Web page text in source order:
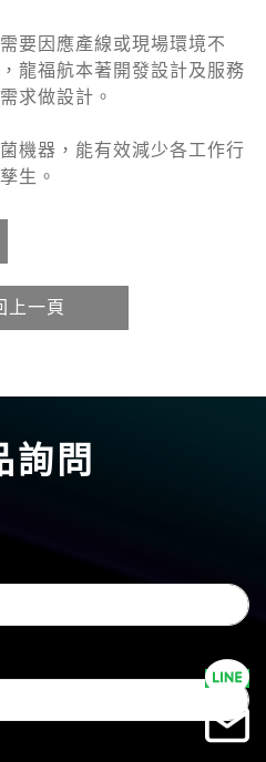
要因應產線或現場環境不
龍福航本著開發設計及服務
求做設計。
機器，能有效減少各工作行
生。
上一頁
詢問